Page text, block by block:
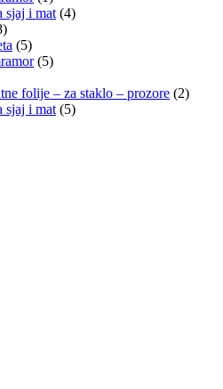
sjaj i mat (4)
(5)
(5)
folije – za staklo – prozore (2)
sjaj i mat (5)